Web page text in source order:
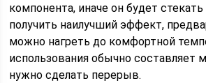
компонента, иначе он будет
получить наилучший эффект,
можно нагреть до комфортной
использования обычно составляет
нужно сделать перерыв.